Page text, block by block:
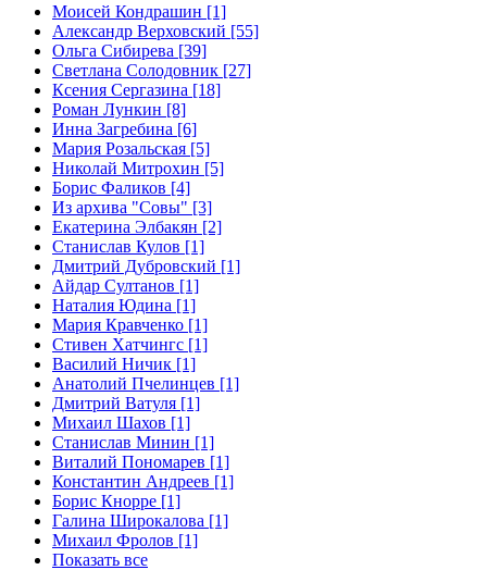
Моисей Кондрашин [1]
Александр Верховский [55]
Ольга Сибирева [39]
Светлана Солодовник [27]
Ксения Сергазина [18]
Роман Лункин [8]
Инна Загребина [6]
Мария Розальская [5]
Николай Митрохин [5]
Борис Фаликов [4]
Из архива "Совы" [3]
Екатерина Элбакян [2]
Станислав Кулов [1]
Дмитрий Дубровский [1]
Айдар Султанов [1]
Наталия Юдина [1]
Мария Кравченко [1]
Стивен Хатчингс [1]
Василий Ничик [1]
Анатолий Пчелинцев [1]
Дмитрий Ватуля [1]
Михаил Шахов [1]
Станислав Минин [1]
Виталий Пономарев [1]
Константин Андреев [1]
Борис Кнорре [1]
Галина Широкалова [1]
Михаил Фролов [1]
Показать все